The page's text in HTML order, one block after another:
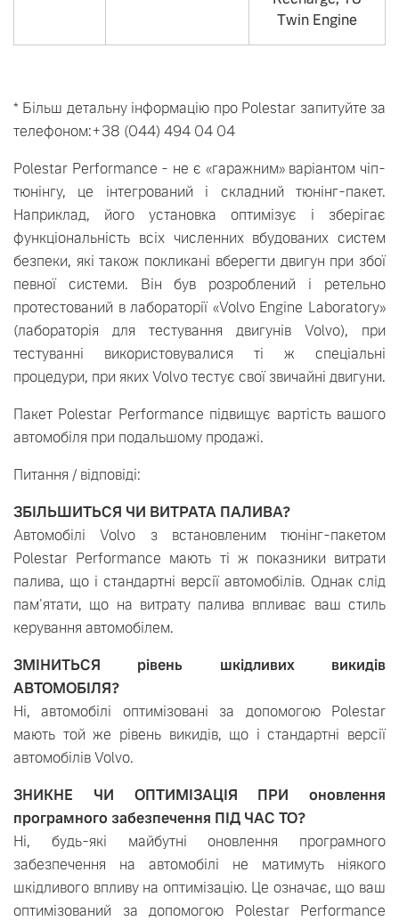
Twin Engine
* Більш детальну інформацію про Polestar запитуйте за
телефоном:+38 (044) 494 04 04
Polestar Performance - не є «гаражним» варіантом чіп-
тюнінгу, це інтегрований і складний тюнінг-пакет.
Наприклад, його установка оптимізує і зберігає
функціональність всіх численних вбудованих систем
безпеки, які також покликані вберегти двигун при збої
певної системи. Він був розроблений і ретельно
протестований в лабораторії «Volvo Engine Laboratory»
(лабораторія для тестування двигунів Volvo), при
тестуванні використовувалися ті ж спеціальні
процедури, при яких Volvo тестує свої звичайні двигуни.
Пакет Polestar Performance підвищує вартість вашого
автомобіля при подальшому продажі.
Питання / відповіді:
ЗБІЛЬШИТЬСЯ ЧИ ВИТРАТА ПАЛИВА?
Автомобілі Volvo з встановленим тюнінг-пакетом
Polestar Performance мають ті ж показники витрати
палива, що і стандартні версії автомобілів. Однак слід
пам'ятати, що на витрату палива впливає ваш стиль
керування автомобілем.
ЗМІНИТЬСЯ рівень шкідливих викидів
АВТОМОБІЛЯ?
Ні, автомобілі оптимізовані за допомогою Polestar
мають той же рівень викидів, що і стандартні версії
автомобілів Volvo.
ЗНИКНЕ ЧИ ОПТИМІЗАЦІЯ ПРИ оновлення
програмного забезпечення ПІД ЧАС ТО?
Ні, будь-які майбутні оновлення програмного
забезпечення на автомобілі не матимуть ніякого
шкідливого впливу на оптимізацію. Це означає, що ваш
оптимізований за допомогою Polestar Performance